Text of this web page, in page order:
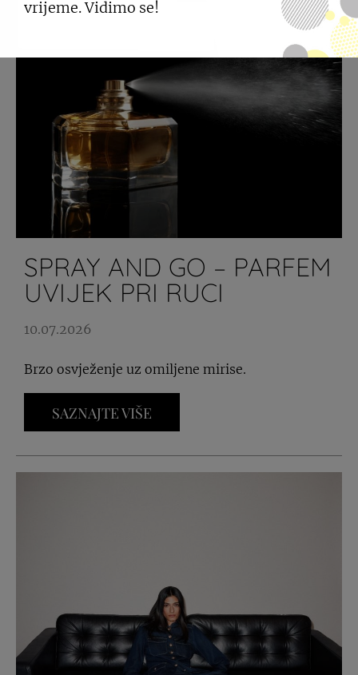
SPRAY AND GO – PARFEM
UVIJEK PRI RUCI
10.07.2026
Brzo osvježenje uz omiljene mirise.
SAZNAJTE VIŠE
vrijeme. Vidimo se!